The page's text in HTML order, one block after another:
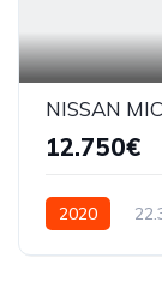
NISSAN
12.750€
2020